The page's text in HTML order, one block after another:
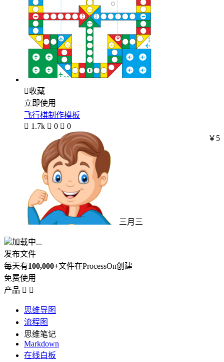
收藏
立即使用
飞行棋制作模板
 1.7k  0  0
三月三
￥5
加载中...
发布文件
每天有100,000+文件在ProcessOn创建
免费使用
产品  
思维导图
流程图
思维笔记
Markdown
在线白板